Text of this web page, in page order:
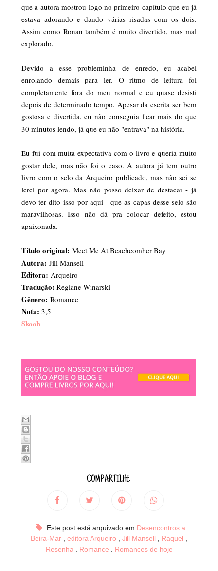
que a autora mostrou logo no primeiro capítulo que eu já
estava adorando e dando várias risadas com os dois.
Assim como Ronan também é muito divertido, mas mal
explorado.
Devido a esse probleminha de enredo, eu acabei
enrolando demais para ler. O ritmo de leitura foi
completamente fora do meu normal e eu quase desisti
depois de determinado tempo. Apesar da escrita ser bem
gostosa e divertida, eu não conseguia ficar mais do que
30 minutos lendo, já que eu não "entrava" na história.
Eu fui com muita expectativa com o livro e queria muito
gostar dele, mas não foi o caso. A autora já tem outro
livro com o selo da Arqueiro publicado, mas não sei se
lerei por agora. Mas não posso deixar de destacar - já
devo ter dito isso por aqui - que as capas desse selo são
maravilhosas. Isso não dá pra colocar defeito, estou
apaixonada.
Título original: Meet Me At Beachcomber Bay
Autora: Jill Mansell
Editora: Arqueiro
Tradução: Regiane Winarski
Gênero: Romance
Nota: 3,5
Skoob
COMPARTILHE
Este post está arquivado em Desencontros a
Beira-Mar
editora Arqueiro Jill Mansell Raquel
Resenha
Romance Romances de hoje